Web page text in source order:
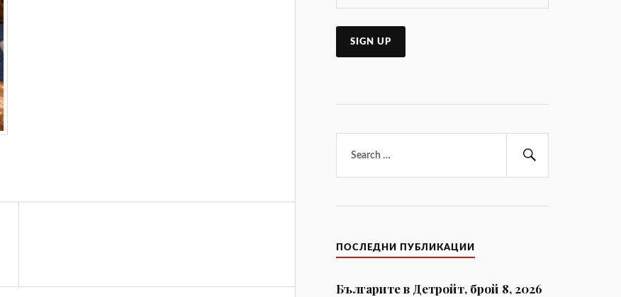
ПОСЛЕДНИ ПУБЛИКАЦИИ
Българите в Детройт, брой 8, 2026